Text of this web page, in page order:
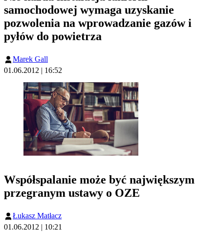
samochodowej wymaga uzyskanie
pozwolenia na wprowadzanie gazów i
pyłów do powietrza
Marek Gall
01.06.2012 | 16:52
Współspalanie może być największym
przegranym ustawy o OZE
Łukasz Matłacz
01.06.2012 | 10:21